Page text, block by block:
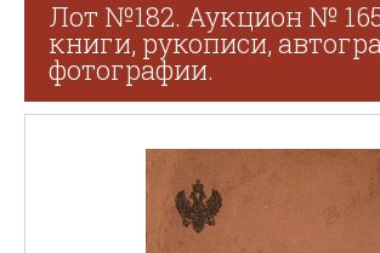
Лот №182. Аукцион №
книги, рукописи,
фотографии.